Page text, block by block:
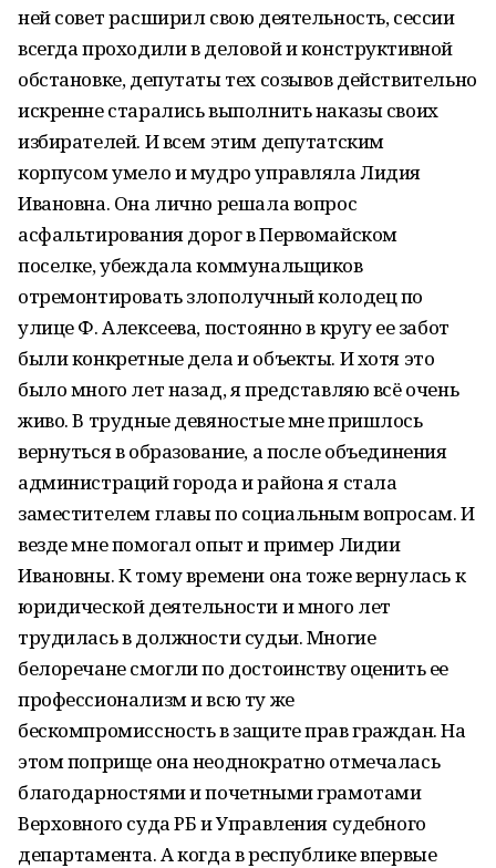
ней совет расширил свою деятельность, сессии
всегда проходили в деловой и конструктивной
обстановке, депутаты тех созывов действительно
искренне старались выполнить наказы своих
избирателей. И всем этим депутатским
корпусом умело и мудро управляла Лидия
Ивановна. Она лично решала вопрос
асфальтирования дорог в Первомайском
поселке, убеждала коммунальщиков
отремонтировать злополучный колодец по
улице Ф. Алексеева, постоянно в кругу ее забот
были конкретные дела и объекты. И хотя это
было много лет назад, я представляю всё очень
живо. В трудные девяностые мне пришлось
вернуться в образование, а после объединения
администраций города и района я стала
заместителем главы по социальным вопросам. И
везде мне помогал опыт и пример Лидии
Ивановны. К тому времени она тоже вернулась к
юридической деятельности и много лет
трудилась в должности судьи. Многие
белоречане смогли по достоинству оценить ее
профессионализм и всю ту же
бескомпромиссность в защите прав граждан. На
этом поприще она неоднократно отмечалась
благодарностями и почетными грамотами
Верховного суда РБ и Управления судебного
департамента. А когда в республике впервые